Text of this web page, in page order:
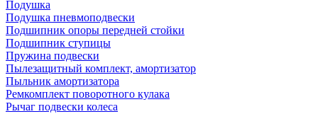
Подушка
Подушка пневмоподвески
Подшипник опоры передней стойки
Подшипник ступицы
Пружина подвески
Пылезащитный комплект, амортизатор
Пыльник амортизатора
Ремкомплект поворотного кулака
Рычаг подвески колеса